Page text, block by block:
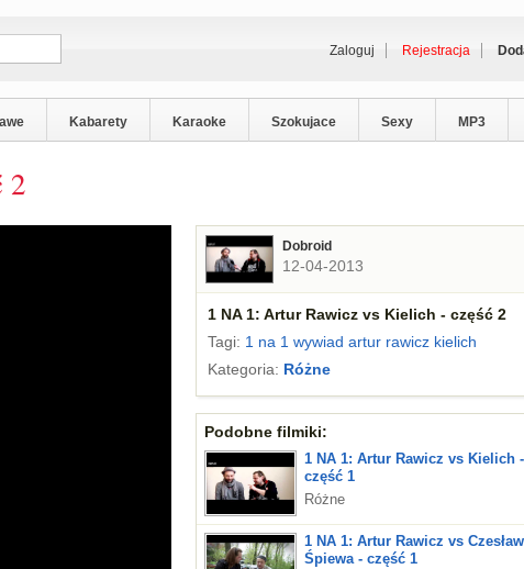
Zaloguj Rejestracja
Kabarety Karaoke Szokujace Sexy MP3
2
Dobroid
12-04-2013
1 NA 1: Artur Rawicz vs Kielich - część 2
Tagi: 1 na 1 wywiad artur rawicz kielich
Kategoria: Różne
Podobne filmiki:
1 NA 1: Artur Rawicz vs Kielich -
część 1
Różne
1 NA 1: Artur Rawicz vs Czesław
Śpiewa - część 1